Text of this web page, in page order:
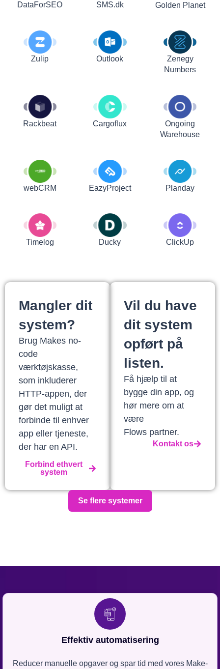
DataForSEO SMS.dk Golden Planet
Zulip Outlook
Zenegy
Numbers
Rackbeat Cargoflux
Ongoing
Warehouse
webCRM EazyProject Planday
Timelog Ducky ClickUp
Mangler dit
system?
Brug Makes no-
code
værktøjskasse,
som inkluderer
HTTP-appen, der
gør det muligt at
forbinde til enhver
app eller tjeneste,
der har en API.
Forbind ethvert
system
Vil du have
dit system
opført på
listen.
Få hjælp til at
bygge din app, og
hør mere om at
være
Flows partner.
Kontakt os
Se flere systemer
Effektiv automatisering
Reducer manuelle opgaver og spar tid med vores Make-